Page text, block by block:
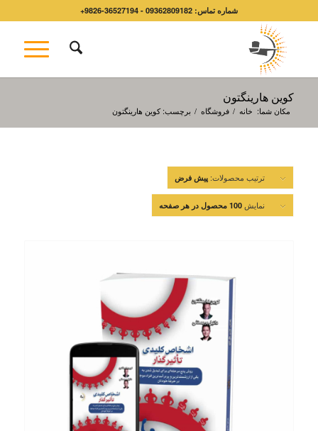
شماره تماس: 09362809182 - 36527194-9826+
کوین هارینگتون
مکان شما: خانه / فروشگاه / برچسب: کوین هارینگتون
ترتیب محصولات: پیش فرض
نمایش 100 محصول در هر صفحه